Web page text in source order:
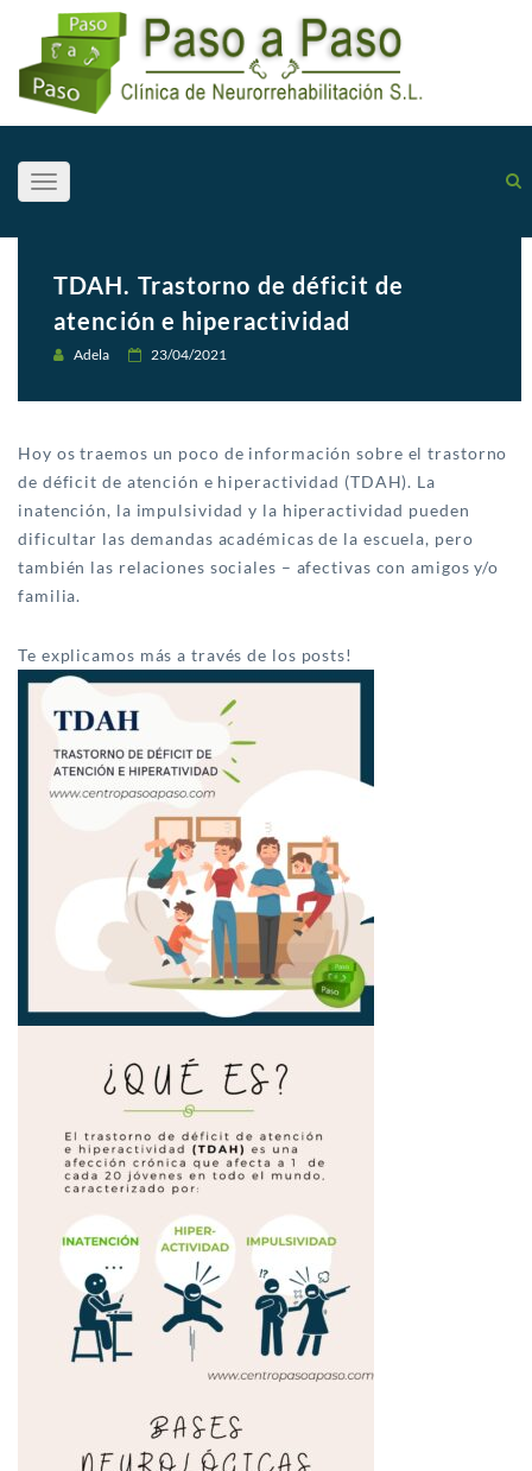
Toggle
navigation
TDAH. Trastorno de déficit de
atención e hiperactividad
Adela 23/04/2021
Hoy os traemos un poco de información sobre el trastorno
de déficit de atención e hiperactividad (TDAH). La
inatención, la impulsividad y la hiperactividad pueden
dificultar las demandas académicas de la escuela, pero
también las relaciones sociales – afectivas con amigos y/o
familia.
Te explicamos más a través de los posts!